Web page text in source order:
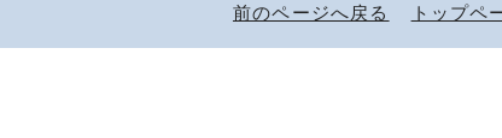
前のページへ戻る トップペ